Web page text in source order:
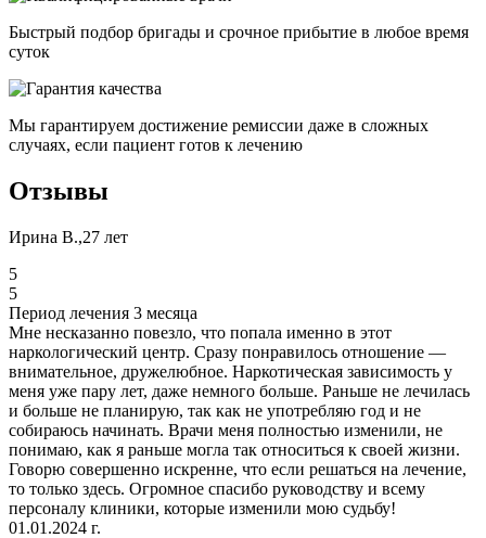
Быстрый подбор бригады и срочное прибытие в любое время
суток
Мы гарантируем достижение ремиссии даже в сложных
случаях, если пациент готов к лечению
Отзывы
Ирина В.,27 лет
5
5
Период лечения 3 месяца
Мне несказанно повезло, что попала именно в этот
наркологический центр. Сразу понравилось отношение —
внимательное, дружелюбное. Наркотическая зависимость у
меня уже пару лет, даже немного больше. Раньше не лечилась
и больше не планирую, так как не употребляю год и не
собираюсь начинать. Врачи меня полностью изменили, не
понимаю, как я раньше могла так относиться к своей жизни.
Говорю совершенно искренне, что если решаться на лечение,
то только здесь. Огромное спасибо руководству и всему
персоналу клиники, которые изменили мою судьбу!
01.01.2024 г.